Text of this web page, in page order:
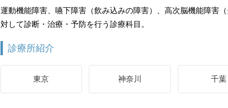
運動機能障害、嚥下障害（飲み込みの障害）、高次脳機能障害
対して診断・治療・予防を行う診療科目。
診療所紹介
東京 神奈川 千葉